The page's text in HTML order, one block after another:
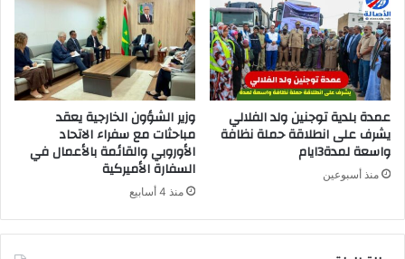
عمدة بلدية توجنين ولد الفلالي
يشرف على انطلاقة حملة نظافة
واسعة لمدة3ايام
منذ أسبوعين
وزير الشؤون الخارجية يعقد
مباحثات مع سفراء الاتحاد
الأوروبي والقائمة بالأعمال في
السفارة الأميركية
منذ 4 أسابيع